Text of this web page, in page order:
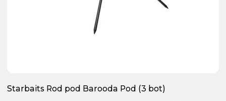
Starbaits Rod pod Barooda Pod (3 bot)